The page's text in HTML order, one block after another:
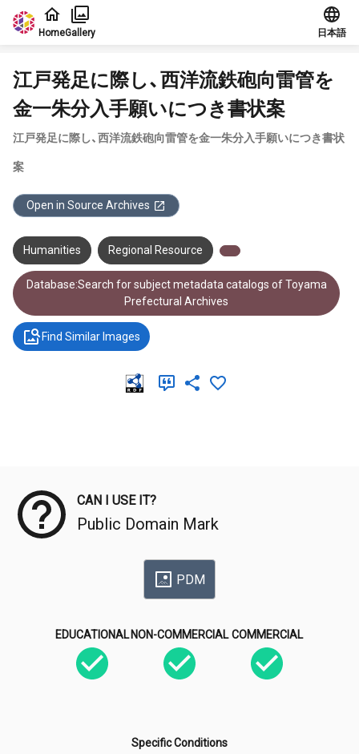
Jump to main content
HomeGallery 日本語
江戸発足に際し、西洋流鉄砲向雷管を
金一朱分入手願いにつき書状案
江戸発足に際し、西洋流鉄砲向雷管を金一朱分入手願いにつき書状
案
Open in Source Archives
Humanities Regional Resource
Database:Search for subject metadata catalogs of Toyama
Prefectural Archives
Find Similar Images
CAN I USE IT?
Public Domain Mark
PDM
EDUCATIONAL NON-COMMERCIAL COMMERCIAL
Specific Conditions